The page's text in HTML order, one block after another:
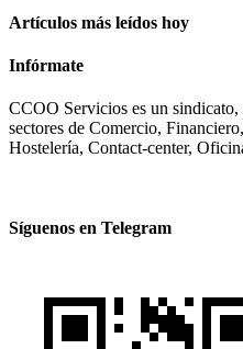
Artículos más leídos hoy
Infórmate
CCOO Servicios es un
sectores de Comercio,
Hostelería, Contact-center,
Síguenos en Telegram